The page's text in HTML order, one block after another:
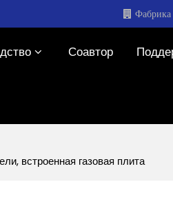
Фабрика
Соавтор
встроенная газовая плита